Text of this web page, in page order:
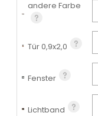
andere Farbe
Tür 0,9x2,0
Fenster
Lichtband